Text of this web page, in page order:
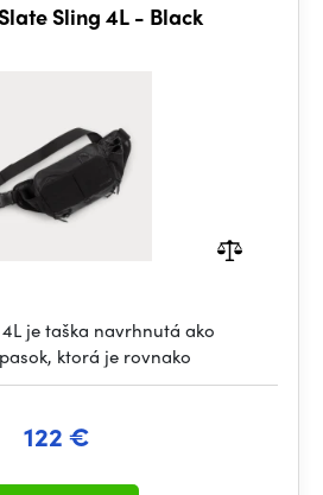
Sling 4L - Black
je taška navrhnutá ako
ktorá je rovnako
122 €